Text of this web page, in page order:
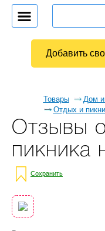
Товары Дом
Отдых и
Отзывы
пикника
Сохранить
Добавить